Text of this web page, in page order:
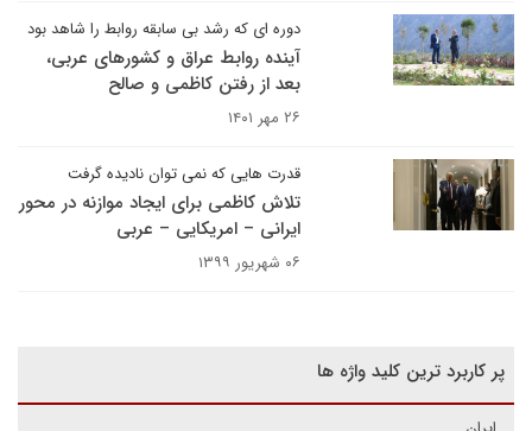
دوره ای که رشد بی سابقه روابط را شاهد بود
آینده روابط عراق و کشورهای عربی،
بعد از رفتن کاظمی و صالح
۲۶ مهر ۱۴۰۱
قدرت هایی که نمی توان نادیده گرفت
تلاش کاظمی برای ایجاد موازنه در محور
ایرانی – امریکایی – عربی
۰۶ شهریور ۱۳۹۹
پر کاربرد ترین کلید واژه ها